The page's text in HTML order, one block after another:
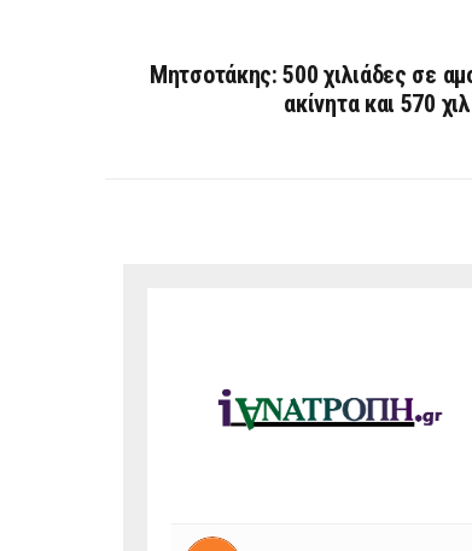
Μητσοτάκης: 500 χιλιάδες σε
ακίνητα και 570